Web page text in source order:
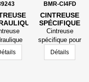
3/
BMR-CI4FD
CINTREUSE
SPÉCIFIQUE
POUR TUBE
DIAMÈTRE
4MM
Cintreuse
spécifique pour
tube diamètre
Détails